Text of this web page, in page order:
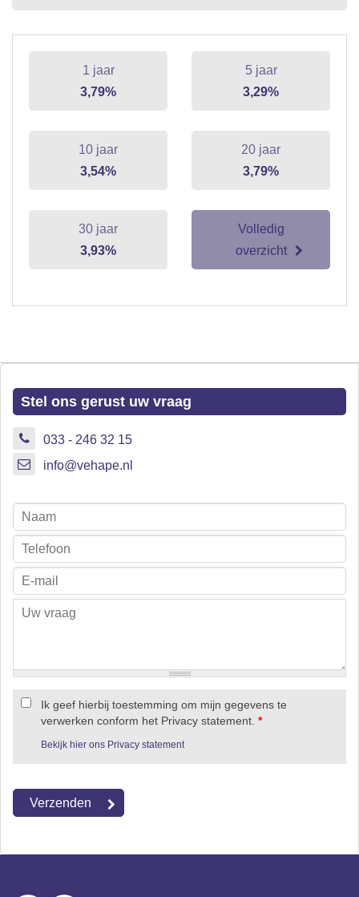
1 jaar
3,79%
5 jaar
3,29%
10 jaar
3,54%
20 jaar
3,79%
30 jaar
3,93%
Volledig
overzicht
Stel ons gerust uw vraag
033 - 246 32 15
info@vehape.nl
Ik geef hierbij toestemming om mijn gegevens te
verwerken conform het Privacy statement. *
Bekijk hier ons Privacy statement